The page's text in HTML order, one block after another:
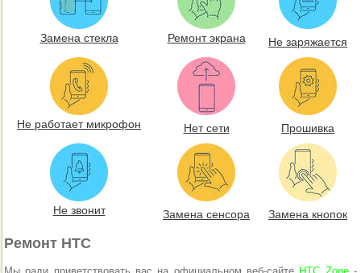
Замена стекла Ремонт экрана Не заряжается
Не работает микрофон Нет сети Прошивка
Не звонит Замена сенсора Замена кнопок
Ремонт HTC